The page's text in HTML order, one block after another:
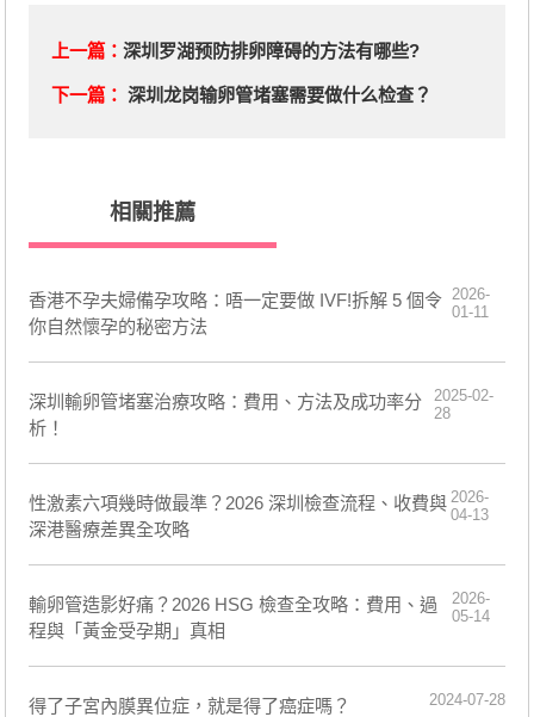
上一篇： 深圳罗湖预防排卵障碍的方法有哪些?
下一篇： 深圳龙岗输卵管堵塞需要做什么检查？
相關推薦
香港不孕夫婦備孕攻略：唔一定要做 IVF!拆解 5 個令
你自然懷孕的秘密方法
2026-
01-11
深圳輸卵管堵塞治療攻略：費用、方法及成功率分
析！
2025-02-
28
性激素六項幾時做最準？2026 深圳檢查流程、收費與
深港醫療差異全攻略
2026-
04-13
輸卵管造影好痛？2026 HSG 檢查全攻略：費用、過
程與「黃金受孕期」真相
2026-
05-14
​得了子宮內膜異位症，就是得了癌症嗎？ 2024-07-28